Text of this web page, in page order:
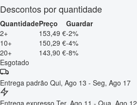
Descontos por quantidade
QuantidadePreço
Guardar
2+
153,49 €-2%
10+
150,29 €-4%
20+
143,90 €-8%
Esgotado
Entrega padrão Qui, Ago 13 - Seg, Ago 17
Entrega expresso Ter, Ago 11 - Qua, Ago 12